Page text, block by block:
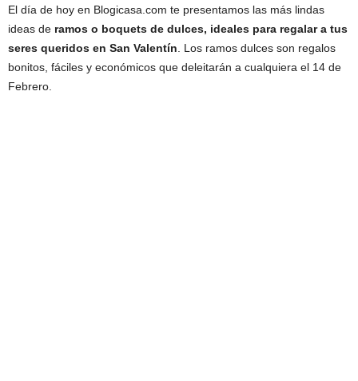
El día de hoy en Blogicasa.com te presentamos las más lindas
ideas de ramos o boquets de dulces, ideales para regalar a tus
seres queridos en San Valentín . Los ramos dulces son regalos
bonitos, fáciles y económicos que deleitarán a cualquiera el 14 de
Febrero.